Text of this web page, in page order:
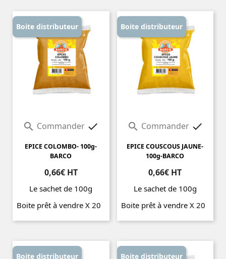
 Commander 
EPICE COLOMBO- 100g-
BARCO
0,66€ HT
Le sachet de 100g
Boite prêt à vendre X 20
Prix
Boite distributeur
 Commander 
EPICE COUSCOUS JAUNE-
100g-BARCO
0,66€ HT
Le sachet de 100g
Boite prêt à vendre X 20
Prix
Boite distributeur
Boite distributeur Boite distributeur